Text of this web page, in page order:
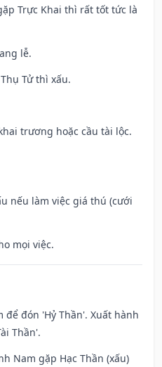
Trực Khai thì rất tốt tức là
lễ.
Tử thì xấu.
trương hoặc cầu tài lộc.
nếu làm việc giá thú (cưới
mọi việc.
đón 'Hỷ Thần'. Xuất hành
Thần'.
Nam gặp Hạc Thần (xấu)